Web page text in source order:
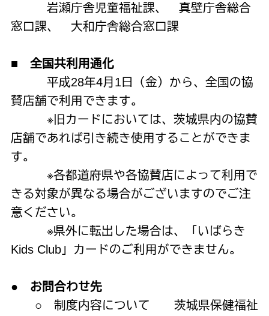
岩瀬庁舎児童福祉課、 真壁庁舎総合
窓口課、 大和庁舎総合窓口課
■ 全国共利用通化
平成28年4月 1日（金）から、全国の協
賛店舗で利用できます。
※旧カードにおいては、茨城県内の協賛
店舗であれば引き続き使用することができま
す。
※各都道府県や各協賛店によって利用で
きる対象が異なる場合がございますのでご注
意ください。
※県外に転出した場合は、「いばらき
Kids Club」カードのご利用ができません。
● お問合わせ先
○ 制度内容について 茨城県保健福祉